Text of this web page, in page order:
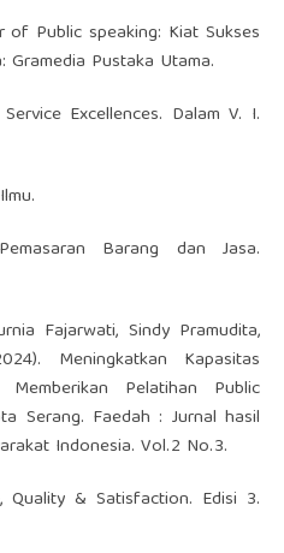
of Public speaking: Kiat Sukses
Gramedia Pustaka Utama.
Excellences. Dalam V. I.
Barang dan Jasa.
Fajarwati, Sindy Pramudita,
Meningkatkan Kapasitas
Pelatihan Public
Serang. Faedah : Jurnal hasil
Indonesia. Vol.2 No.3.
Quality & Satisfaction. Edisi 3.